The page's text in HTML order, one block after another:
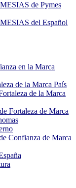
de Pymes
del Español
en la Marca
de la Marca País
de la Marca
Fortaleza de Marca
Confianza de Marca